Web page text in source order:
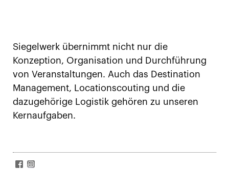
Siegelwerk übernimmt nicht nur die
Konzeption, Organisation und Durchführung
von Veranstaltungen. Auch das Destination
Management, Locationscouting und die
dazugehörige Logistik gehören zu unseren
Kernaufgaben.